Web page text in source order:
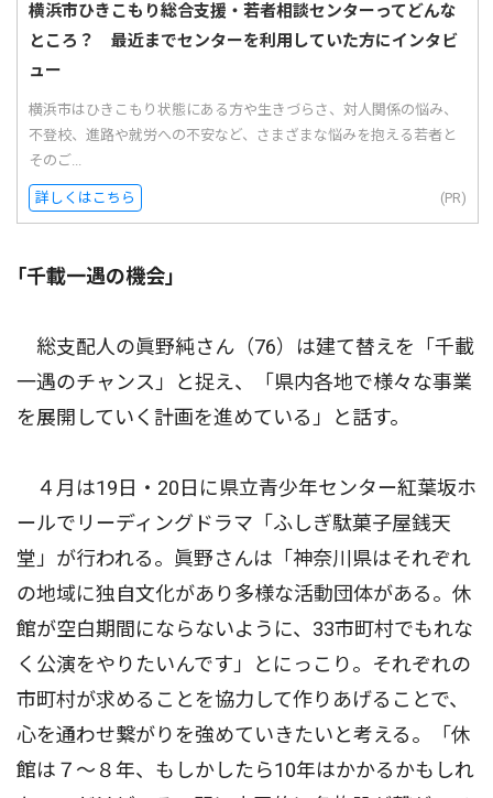
横浜市ひきこもり総合支援・若者相談センターってどんな
ところ？ 最近までセンターを利用していた方にインタビ
ュー
横浜市はひきこもり状態にある方や生きづらさ、対人関係の悩み、
不登校、進路や就労への不安など、さまざまな悩みを抱える若者と
そのご...
詳しくはこちら (PR)
｢千載一遇の機会｣
総支配人の眞野純さん（76）は建て替えを「千載
一遇のチャンス」と捉え、「県内各地で様々な事業
を展開していく計画を進めている」と話す。
４月は19日・20日に県立青少年センター紅葉坂ホ
ールでリーディングドラマ「ふしぎ駄菓子屋銭天
堂」が行われる。眞野さんは「神奈川県はそれぞれ
の地域に独自文化があり多様な活動団体がある。休
館が空白期間にならないように、33市町村でもれな
く公演をやりたいんです」とにっこり。それぞれの
市町村が求めることを協力して作りあげることで、
心を通わせ繋がりを強めていきたいと考える。「休
館は７〜８年、もしかしたら10年はかかるかもしれ